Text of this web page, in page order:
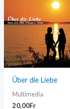
Über die Liebe
Multimedia
20,00Fr